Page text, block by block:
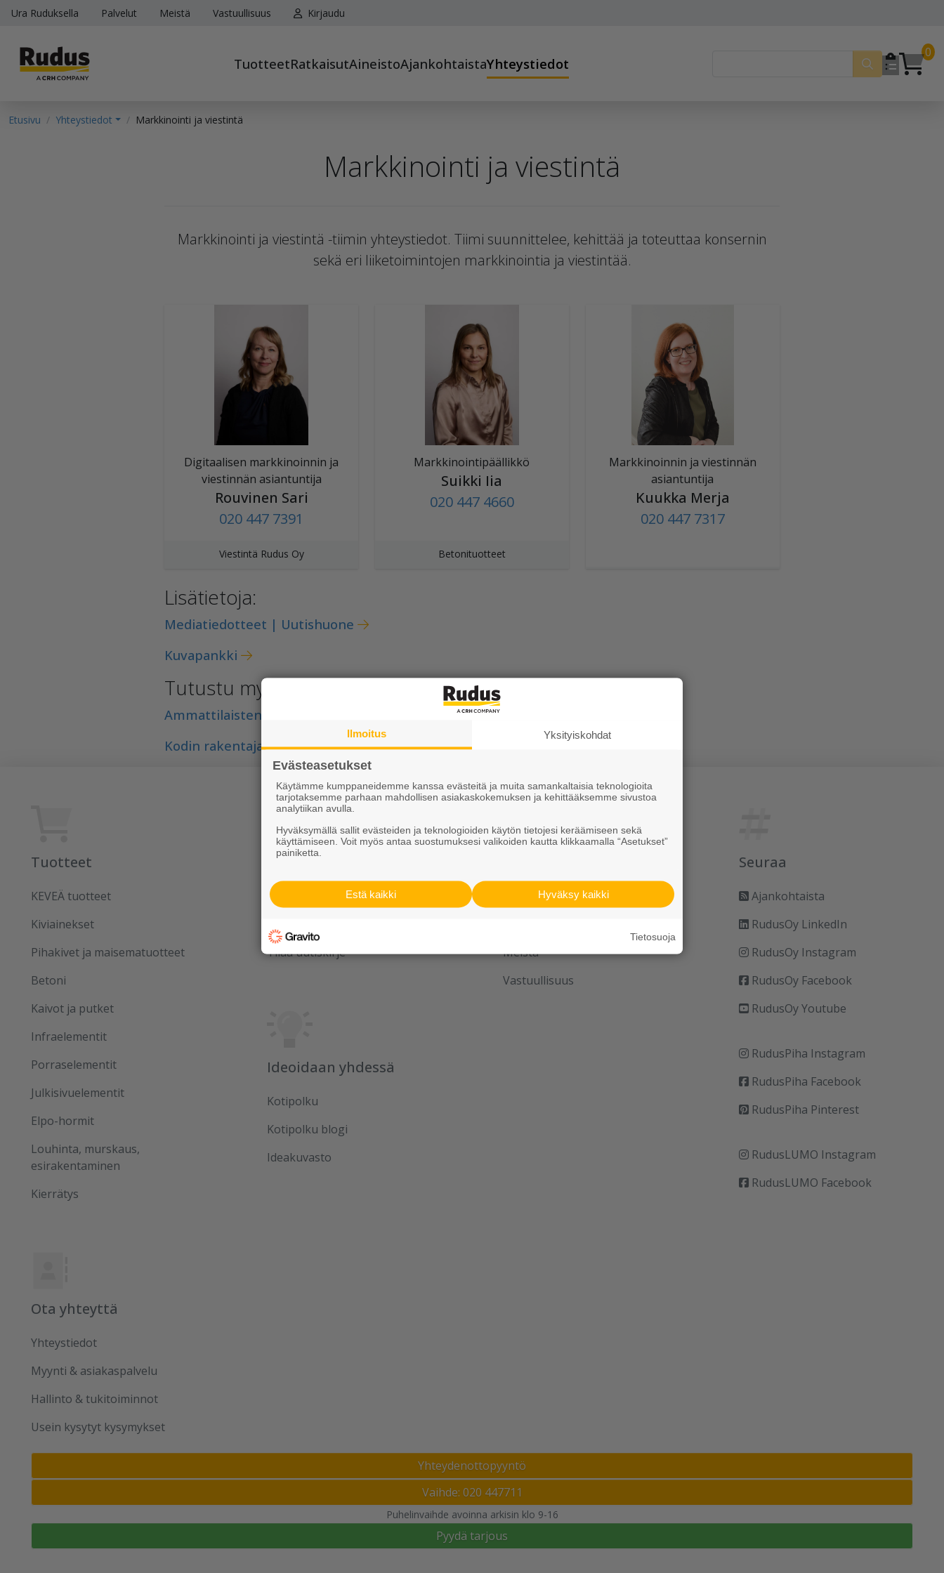
Ura Ruduksella Palvelut Meistä Vastuullisuus Kirjaudu
TuotteetRatkaisutAineistoAjankohtaistaYhteystiedot
0
Etusivu Yhteystiedot Markkinointi ja viestintä
Markkinointi ja viestintä
Markkinointi ja viestintä -tiimin yhteystiedot. Tiimi suunnittelee, kehittää ja toteuttaa konsernin
sekä eri liiketoimintojen markkinointia ja viestintää.
Digitaalisen markkinoinnin ja
viestinnän asiantuntija
Rouvinen Sari
020 447 7391
Viestintä Rudus Oy
Markkinointipäällikkö
Suikki Iia
020 447 4660
Betonituotteet
Markkinoinnin ja viestinnän
asiantuntija
Kuukka Merja
020 447 7317
Lisätietoja:
Mediatiedotteet | Uutishuone
Kuvapankki
Tutustu myös Ruduksen ajankohtaisiin:
Ammattilaisten ajankohtaiset | Rudus Pro
Kodin rakentajan ideat, ratkaisut ja tuotteet | Kotipolku
Tuotteet
KEVEÄ tuotteet
Kiviainekset
Pihakivet ja maisematuotteet
Betoni
Kaivot ja putket
Infraelementit
Porraselementit
Julkisivuelementit
Elpo-hormit
Louhinta, murskaus,
esirakentaminen
Kierrätys
Rudus
Uutiset
Tilaa uutiskirje
Ideoidaan yhdessä
Kotipolku
Kotipolku blogi
Ideakuvasto
Ura Ruduksella
Meistä
Vastuullisuus
Seuraa
Ajankohtaista
RudusOy LinkedIn
RudusOy Instagram
RudusOy Facebook
RudusOy Youtube
RudusPiha Instagram
RudusPiha Facebook
RudusPiha Pinterest
RudusLUMO Instagram
RudusLUMO Facebook
Ota yhteyttä
Yhteystiedot
Myynti & asiakaspalvelu
Hallinto & tukitoiminnot
Usein kysytyt kysymykset
Yhteydenottopyyntö
Vaihde: 020 447711
Puhelinvaihde avoinna arkisin klo 9-16
Pyydä tarjous
Ilmoitus Yksityiskohdat
Evästeasetukset
Käytämme kumppaneidemme kanssa evästeitä ja muita samankaltaisia teknologioita
tarjotaksemme parhaan mahdollisen asiakaskokemuksen ja kehittääksemme sivustoa
analytiikan avulla.
Hyväksymällä sallit evästeiden ja teknologioiden käytön tietojesi keräämiseen sekä
käyttämiseen. Voit myös antaa suostumuksesi valikoiden kautta klikkaamalla “Asetukset”
painiketta.
Hyväksy kaikki
Estä kaikki
Tietosuoja